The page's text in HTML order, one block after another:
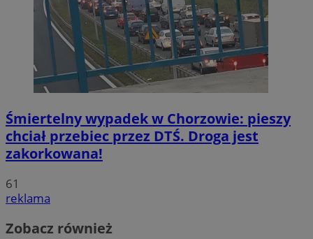
Śmiertelny wypadek w Chorzowie: pieszy
chciał przebiec przez DTŚ. Droga jest
zakorkowana!
61
reklama
Zobacz również